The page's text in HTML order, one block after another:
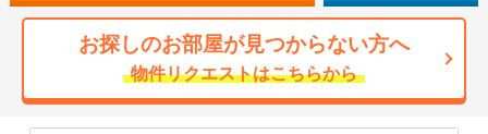
お探しのお部屋が見つからない方へ
物件リクエストはこちらから